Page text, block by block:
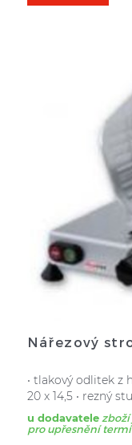
Nářezový
• tlakový odlitek z
20 x 14,5 • rezný
u dodavatelezboží
pro upřesnění